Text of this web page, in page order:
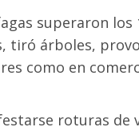
superaron
tiró árboles,
como en
roturas de